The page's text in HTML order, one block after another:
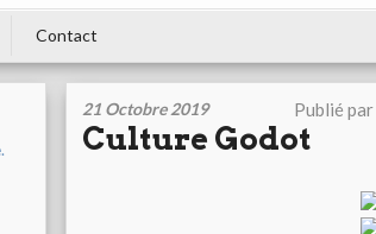
Contact
21 Octobre 2019 Publié par
Culture Godot